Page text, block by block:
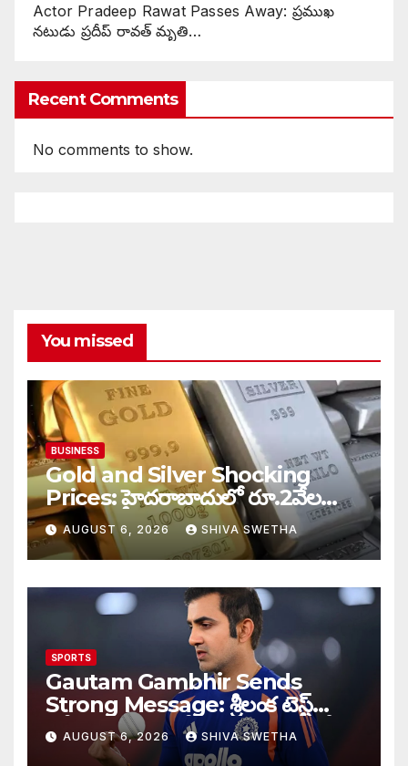
Actor Pradeep Rawat Passes Away: ప్రముఖ
నటుడు ప్రదీప్ రావత్ మృతి…
Recent Comments
No comments to show.
You missed
BUSINESS
Gold and Silver Shocking
Prices: హైదరాబాదులో రూ.2వేల
900 పెరిగిన తులం రేటు…
AUGUST 6, 2026 SHIVA SWETHA
SPORTS
Gautam Gambhir Sends
Strong Message: శ్రీలంక టెస్ట్
సిరీస్‌కు ముందు టీమిండియాకు గంభీర్
వార్నింగ్…
AUGUST 6, 2026 SHIVA SWETHA